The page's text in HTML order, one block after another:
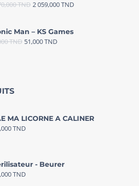
TND 2 059,000TND
Man – KS Games
TND 51,000TND
MA LICORNE A CALINER
TND
- Beurer
TND